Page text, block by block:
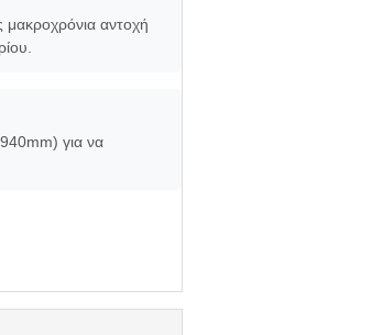
μακροχρόνια αντοχή
για να